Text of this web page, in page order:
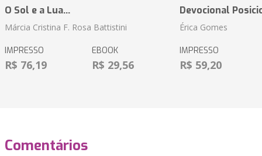
O Sol e a Lua...
Márcia Cristina F. Rosa Battistini
IMPRESSO
R$ 76,19
EBOOK
R$ 29,56
Devocional
Érica Gomes
IMPRESSO
R$ 59,20
Comentários